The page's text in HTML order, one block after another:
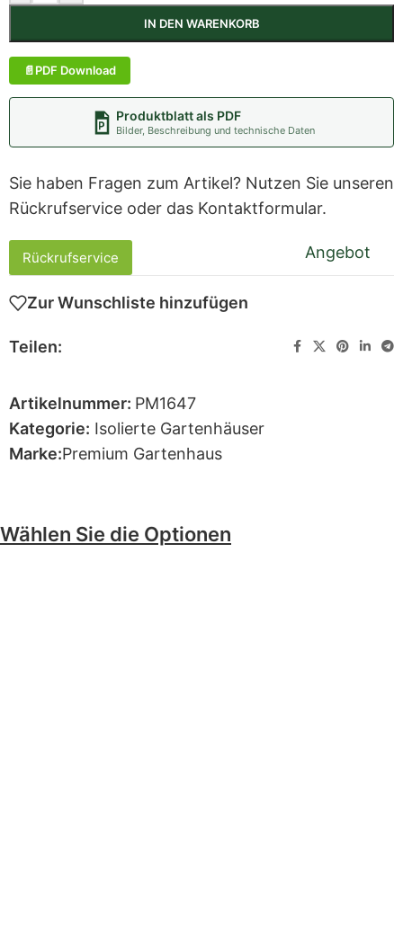
Wählen Sie die Optionen
IN DEN WARENKORB
PDF Download
Produktblatt als PDF
Bilder, Beschreibung und technische Daten
Sie haben Fragen zum Artikel? Nutzen Sie unseren
Rückrufservice oder das Kontaktformular.
Rückrufservice Angebot
Zur Wunschliste hinzufügen
Teilen:
Artikelnummer: PM1647
Kategorie: Isolierte Gartenhäuser
Marke:Premium Gartenhaus